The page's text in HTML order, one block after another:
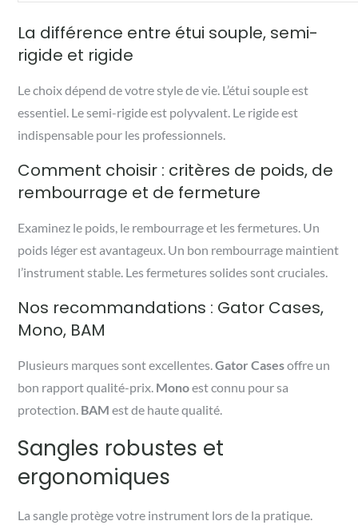
La différence entre étui souple, semi-
rigide et rigide
Le choix dépend de votre style de vie. L’étui souple est
essentiel. Le semi-rigide est polyvalent. Le rigide est
indispensable pour les professionnels.
Comment choisir : critères de poids, de
rembourrage et de fermeture
Examinez le poids, le rembourrage et les fermetures. Un
poids léger est avantageux. Un bon rembourrage maintient
l’instrument stable. Les fermetures solides sont cruciales.
Nos recommandations : Gator Cases,
Mono, BAM
Plusieurs marques sont excellentes.Gator Casesoffre un
bon rapport qualité-prix. Monoest connu pour sa
protection. BAM est de haute qualité.
Sangles robustes et
ergonomiques
La sangle protège votre instrument lors de la pratique.